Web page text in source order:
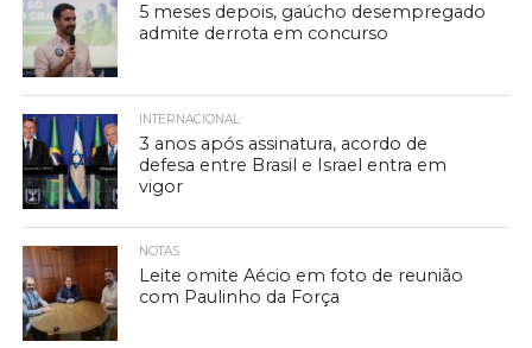
5 meses depois, gaúcho desempregado
admite derrota em concurso
INTERNACIONAL
3 anos após assinatura, acordo de
defesa entre Brasil e Israel entra em
vigor
NOTAS
Leite omite Aécio em foto de reunião
com Paulinho da Força